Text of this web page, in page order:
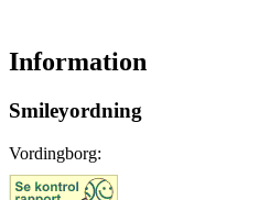
Information
Smileyordning
Vordingborg: